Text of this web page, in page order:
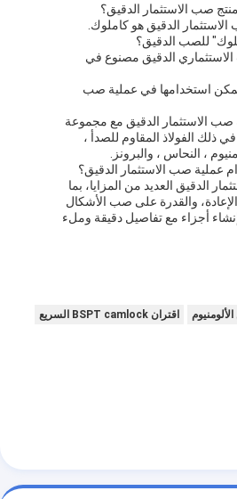
صب الاستثمار الدقيق؟
الدقيق هو كاملوك.
للصب الدقيق؟
الدقيق مصنوع في
يمكن استخدامها في عملية صب
الاستثمار الدقيق مع مجموعة
ذلك الفولاذ المقاوم للصدأ ،
، النحاس ، والبرونز.
عملية صب الاستثمار الدقيق؟
الدقيق العديد من المزايا، بما
والقدرة على صب الأشكال
أجزاء مع تفاصيل دقيقة وملء
اقتران BSPT camlock السريع